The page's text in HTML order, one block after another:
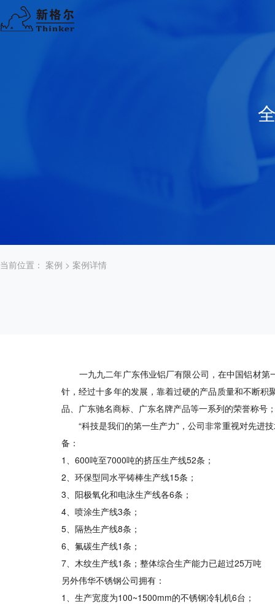
当前位置： 案例 > 案例详情
一九九二年广东伟业铝厂有限公司，在中国铝材第
针，经过十多年的发展，靠着过硬的产品质量和不断
品、广东驰名商标、广东名牌产品等一系列的荣誉称号
“科技是我们的第一生产力”，公司非常重视对先进技
备：
1、600吨至7000吨的挤压生产线52条；
2、环保型同水平铸棒生产线15条；
3、阳极氧化和电泳生产线各6条；
4、喷涂生产线3条；
5、隔热生产线8条；
6、氟碳生产线1条；
7、木纹生产线1条；整体综合生产能力已超过25万吨
另外伟华不锈钢公司拥有：
1、生产宽度为100~1500mm的不锈钢冷轧机6台；